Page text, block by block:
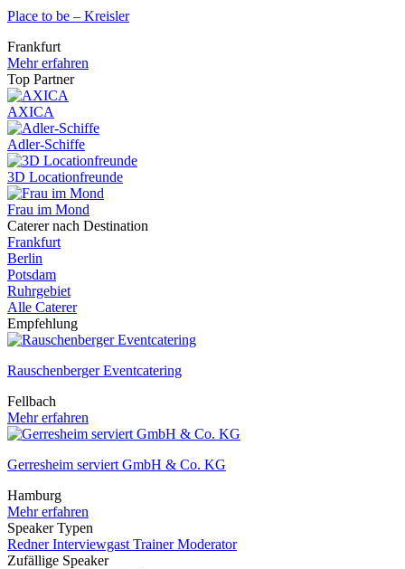
Place to be – Kreisler
Frankfurt
Mehr erfahren
Top Partner
AXICA
Adler-Schiffe
3D Locationfreunde
Frau im Mond
Caterer nach Destination
Frankfurt
Berlin
Potsdam
Ruhrgebiet
Alle Caterer
Empfehlung
Rauschenberger Eventcatering
Fellbach
Mehr erfahren
Gerresheim serviert GmbH & Co. KG
Hamburg
Mehr erfahren
Speaker Typen
RednerInterviewgast TrainerModerator
Zufällige Speaker